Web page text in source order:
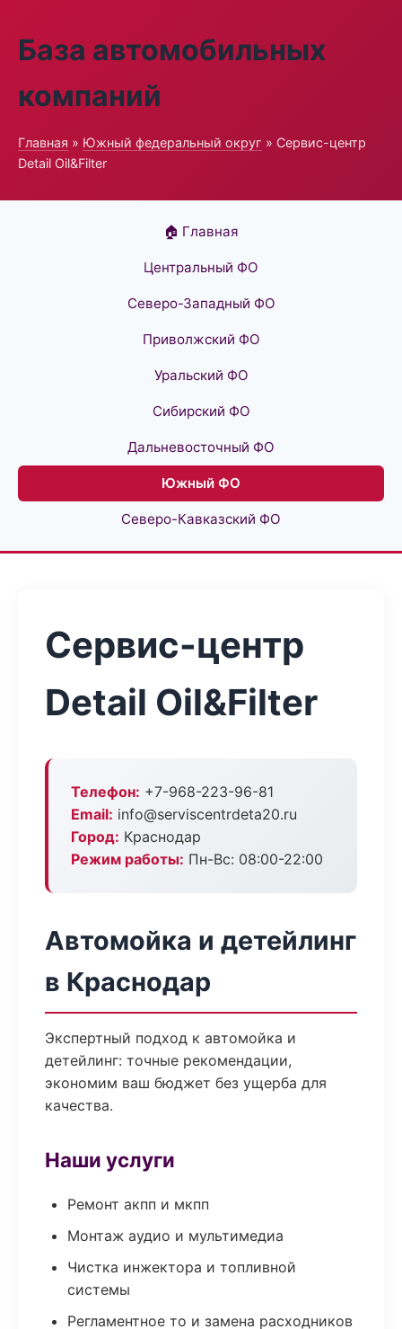
База автомобильных
компаний
Главная » Южный федеральный округ » Сервис-центр
Detail Oil&Filter
🏠 Главная
Центральный ФО
Северо-Западный ФО
Приволжский ФО
Уральский ФО
Сибирский ФО
Дальневосточный ФО
Южный ФО
Северо-Кавказский ФО
Сервис-центр
Detail Oil&Filter
Телефон: +7-968-223-96-81
Email: info@serviscentrdeta20.ru
Город: Краснодар
Режим работы: Пн-Вс: 08:00-22:00
Автомойка и детейлинг
в Краснодар
Экспертный подход к автомойка и
детейлинг: точные рекомендации,
экономим ваш бюджет без ущерба для
качества.
Наши услуги
Ремонт акпп и мкпп
Монтаж аудио и мультимедиа
Чистка инжектора и топливной
системы
Регламентное то и замена расходников